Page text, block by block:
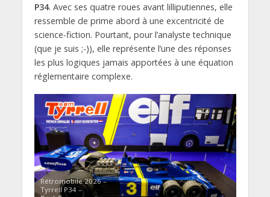
P34. Avec ses quatre roues avant lilliputiennes, elle
ressemble de prime abord à une excentricité de
science-fiction. Pourtant, pour l’analyste technique
(que je suis ;-)), elle représente l’une des réponses
les plus logiques jamais apportées à une équation
réglementaire complexe.
Rétromobile 2026 –
Tyrrell P34 –